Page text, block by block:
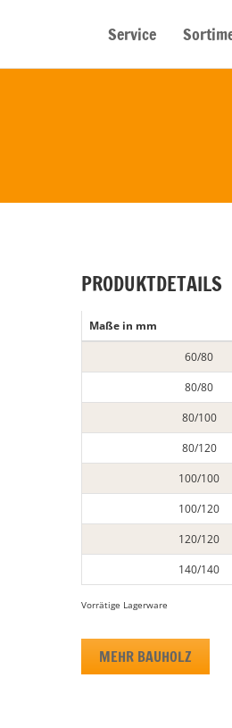
Service
PRODUKTDETAILS
Maße in mm
60/80
80/80
80/100
80/120
100/100
100/120
120/120
140/140
Vorrätige Lagerware
MEHR BAUHOLZ